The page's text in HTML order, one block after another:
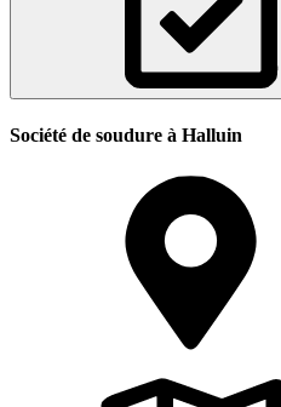
Société de soudure à Halluin